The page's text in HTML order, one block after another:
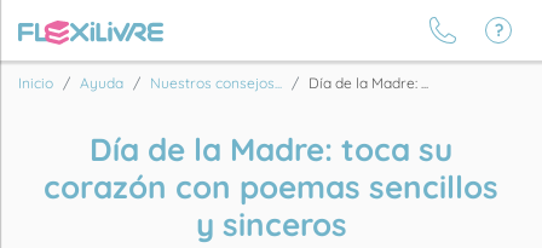
Inicio Ayuda Nuestros consejos... Día de la Madre: ...
Día de la Madre: toca su
corazón con poemas sencillos
y sinceros